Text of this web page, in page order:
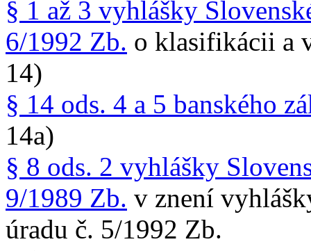
§ 1 až 3 vyhlášky
6/1992 Zb. o klasifikácii a
14)
§ 14 ods. 4 a 5 banského
14a)
§ 8 ods. 2 vyhlášky
9/1989 Zb. v znení
úradu č. 5/1992 Zb.